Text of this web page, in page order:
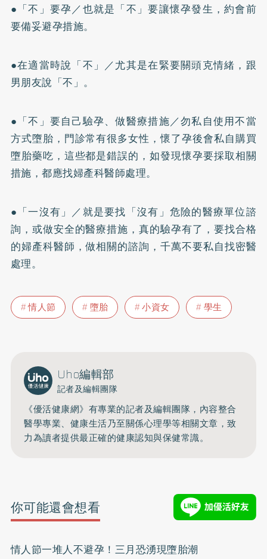
●「不」要孕／也就是「不」要讓懷孕發生，約會前
要備妥避孕措施。
●在適當時說「不」／尤其是在緊要關頭克情緒，跟
男朋友說「不」。
●「不」要自己驗孕、做醫療措施／勿私自使用不當
方式墮胎，門診常有很多女性，懷了孕後會私自購買
墮胎藥吃，這些都是錯誤的，如發現懷孕要採取相關
措施，都應找婦產科醫師處理。
●「一沒有」／就是要找「沒有」危險的醫療單位諮
詢，或做安全的醫療措施，真的驗孕有了，要找合格
的婦產科醫師，做相關的諮詢，千萬不要私自找密醫
處理。
情人節 墮胎 小資女 學生
Uho編輯部
記者及編輯團隊
《優活健康網》有專業的記者及編輯團隊，內容整合
醫學專業、健康生活乃至關係心理學等相關文章，致
力為讀者提供最正確的健康認知與保健常識。
你可能還會想看
情人節一堆人不避孕！三月恐湧現墮胎潮